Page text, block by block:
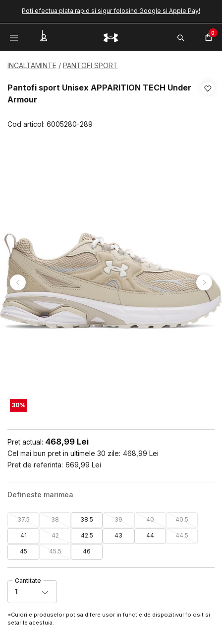
Poti efectua plata rapid si sigur folosind Google si Apple Pay!
0
INCALTAMINTE PANTOFI SPORT
Pantofi sport Unisex APPARITION TECH Under
Armour
Cod articol: 6005280-289
30%
Pret actual: 468,99 Lei
Cel mai bun pret in ultimele 30 zile: 468,99 Lei
Pret de referinta: 669,99 Lei
Defineste marimea
37.5 38 38.5 39 40 40.5
41 42 42.5 43 44 44.5
45 45.5 46
Cantitate
1
*Culorile produselor pot sa difere usor in functie de dispozitivul folosit si
setarile acestuia.